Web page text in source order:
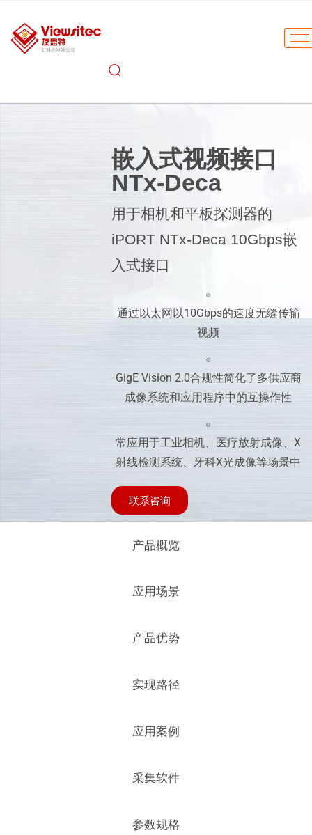
嵌入式视频接口
NTx-Deca
用于相机和平板探测器的
iPORT NTx-Deca 10Gbps嵌
入式接口
通过以太网以10Gbps的速度无缝传输
视频
GigE Vision 2.0合规性简化了多供应商
成像系统和应用程序中的互操作性
常应用于工业相机、医疗放射成像、X
射线检测系统、牙科X光成像等场景中
联系咨询
产品概览
应用场景
产品优势
实现路径
应用案例
采集软件
参数规格